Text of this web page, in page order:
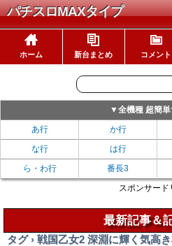
パチスロMAXタイプ
ホーム 新台まとめ コメント
▼全機種 超簡
あ行
か行
な行
は行
ら・わ行
番長3
スポンサード
最新記事＆
タグ › 戦国乙女2 深淵に輝く気高